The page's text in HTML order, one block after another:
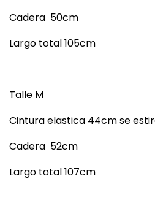
Cadera 50cm
Largo total 105cm
Talle M
Cintura elastica 44cm se
Cadera 52cm
Largo total 107cm